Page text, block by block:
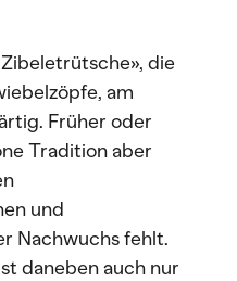
die
am
Früher oder
Tradition aber
und
Nachwuchs fehlt.
daneben auch nur